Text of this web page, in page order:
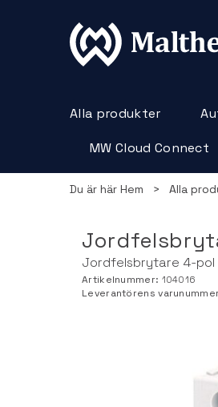
Alla produkter
MW Cloud Connect
Du är här Hem > Alla
Jordfelsbrytare 4-pol
Artikelnummer: 104016
Leverantörens